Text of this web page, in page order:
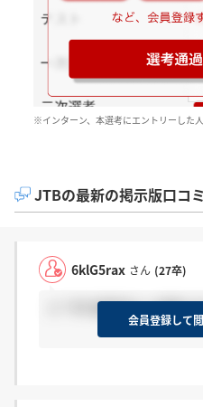
※インターン、本選考にエントリーした
JTBの最新の掲示版口コミ
6klG5rax さん (27卒)
２７卒 結果来た⇒感謝
会員登録して